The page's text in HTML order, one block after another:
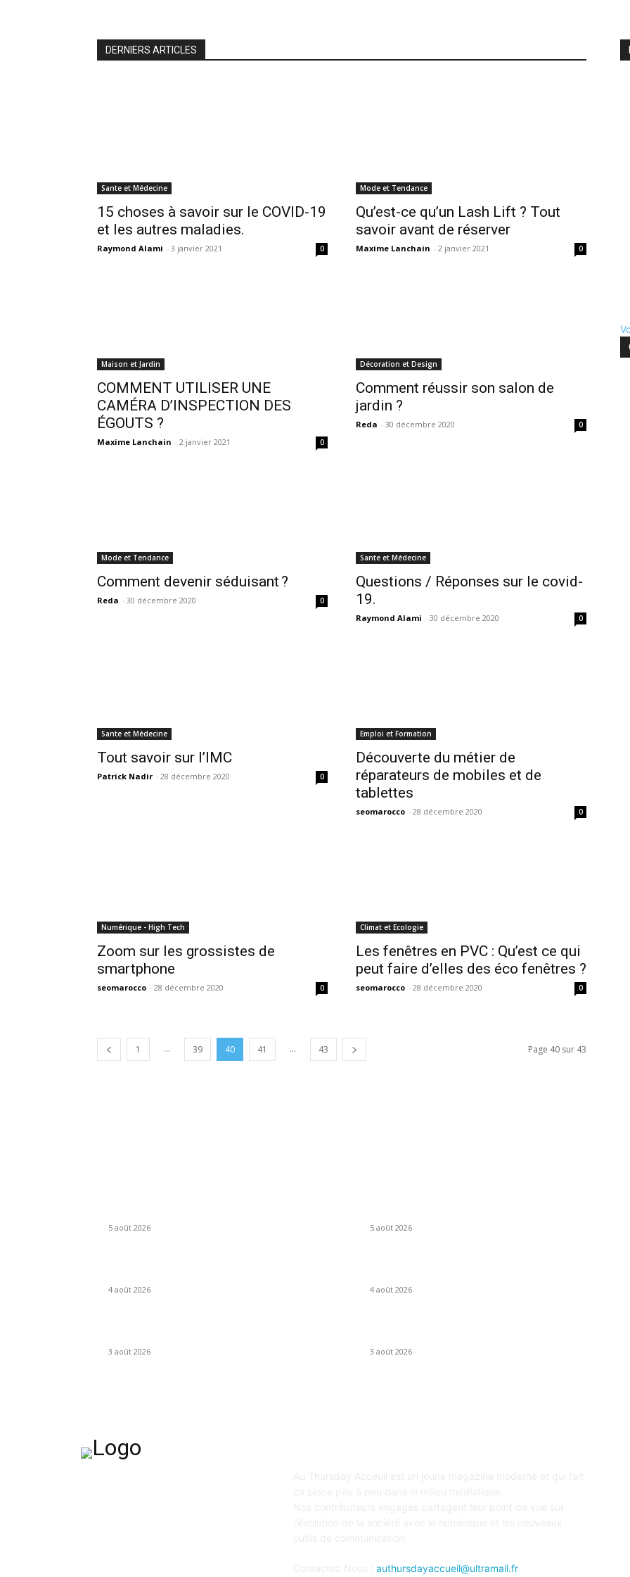
DERNIERS ARTICLES
Sante et Médecine
15 choses à savoir sur le COVID-19
et les autres maladies.
Raymond Alami - 3 janvier 2021 0
Mode et Tendance
Qu’est-ce qu’un Lash Lift ? Tout
savoir avant de réserver
Maxime Lanchain - 2 janvier 2021 0
Maison et Jardin
COMMENT UTILISER UNE
CAMÉRA D’INSPECTION DES
ÉGOUTS ?
Maxime Lanchain - 2 janvier 2021 0
Décoration et Design
Comment réussir son salon de
jardin ?
Reda - 30 décembre 2020 0
Mode et Tendance
Comment devenir séduisant ?
Reda - 30 décembre 2020 0
Sante et Médecine
Questions / Réponses sur le covid-
19.
Raymond Alami - 30 décembre 2020 0
Sante et Médecine
Tout savoir sur l’IMC
Patrick Nadir - 28 décembre 2020 0
Emploi et Formation
Découverte du métier de
réparateurs de mobiles et de
tablettes
seomarocco - 28 décembre 2020 0
Numérique - High Tech
Zoom sur les grossistes de
smartphone
seomarocco - 28 décembre 2020 0
Climat et Ecologie
Les fenêtres en PVC : Qu’est ce qui
peut faire d’elles des éco fenêtres ?
seomarocco - 28 décembre 2020 0
1 ... 39 40 41 ... 43 Page 40 sur 43
5 août 2026
4 août 2026
3 août 2026
5 août 2026
4 août 2026
3 août 2026
authursdayaccueil@ultramail.fr